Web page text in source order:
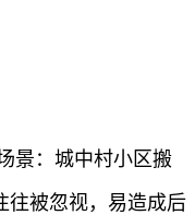
景：城中村小区搬
往被忽视，易造成后